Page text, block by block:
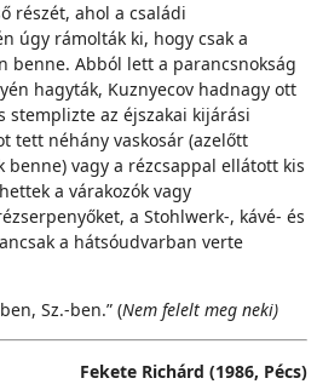
részét, ahol a családi
úgy rámolták ki, hogy csak a
benne. Abból lett a parancsnokság
hagyták, Kuznyecov hadnagy ott
stemplizte az éjszakai kijárási
tett néhány vaskosár (azelőtt
vagy a rézcsappal ellátott kis
a várakozók vagy
a Stohlwerk-, kávé- és
a hátsóudvarban verte
Sz.-ben.” (Nem felelt meg neki)
Fekete Richárd (1986, Pécs)